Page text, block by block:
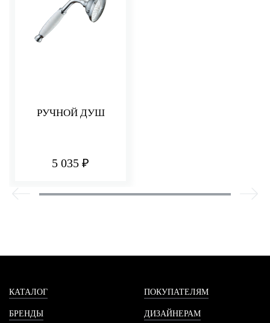
РУЧНОЙ ДУШ
5 035 ₽
КАТАЛОГ
БРЕНДЫ
ПОКУПАТЕЛЯМ
ДИЗАЙНЕРАМ